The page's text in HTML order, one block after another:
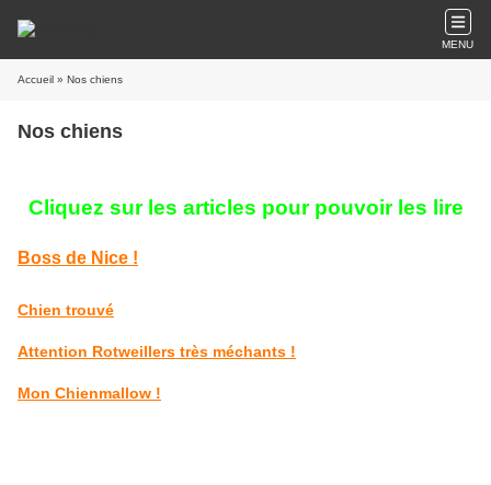
MENU
Accueil » Nos chiens
Nos chiens
Cliquez sur les articles pour pouvoir les lire
Boss de Nice !
Chien trouvé
Attention Rotweillers très méchants !
Mon Chienmallow !